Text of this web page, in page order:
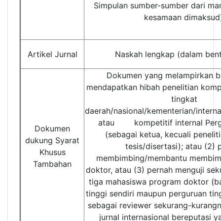
Simpulan sumber-sumber dari
kesamaan
Artikel Jurnal Naskah lengkap (dalam
Dokumen
dukung Syarat
Khusus
Tambahan
Dokumen yang melampirkan
mendapatkan hibah penelitian
tingkat
daerah/nasional/kementerian/
atau kompetitif internal
(sebagai ketua, kecuali
tesis/disertasi); atau (2)
membimbing/membantu
doktor, atau (3) pernah menguji
tiga mahasiswa program doktor
tinggi sendiri maupun perguruan
sebagai reviewer sekurang-
jurnal internasional bereputasi